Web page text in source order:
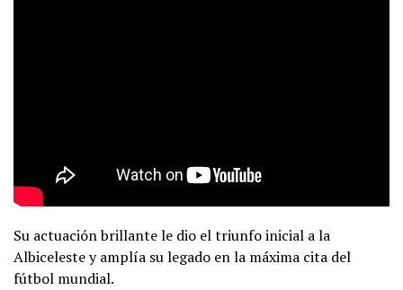
Su actuación brillante le dio el triunfo inicial a la
Albiceleste y amplía su legado en la máxima cita del
fútbol mundial.